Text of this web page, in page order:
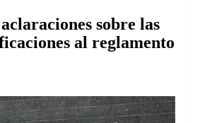
sobre las
al reglamento